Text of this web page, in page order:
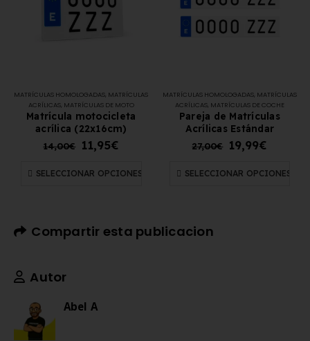
MATRÍCULAS HOMOLOGADAS, MATRÍCULAS
ACRÍLICAS, MATRÍCULAS DE MOTO
Matrícula motocicleta
acrílica (22x16cm)
14,00€ 11,95€
SELECCIONAR OPCIONES
MATRÍCULAS HOMOLOGADAS, MATRÍCULAS
ACRÍLICAS, MATRÍCULAS DE COCHE
Pareja de Matrículas
Acrílicas Estándar
27,00€ 19,99€
SELECCIONAR OPCIONES
Compartir esta publicacion
Autor
Abel A